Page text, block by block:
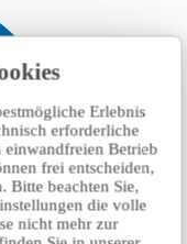
Erlebnis
erforderliche
einwandfreien Betrieb
frei entscheiden,
Bitte beachten Sie,
die volle
nicht mehr zur